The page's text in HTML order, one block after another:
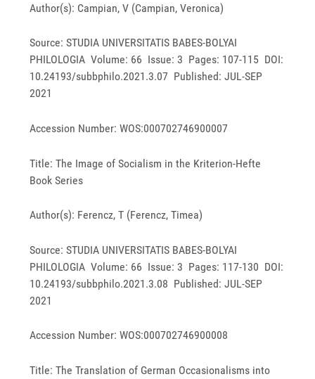
Author(s): Campian, V (Campian, Veronica)
Source: STUDIA UNIVERSITATIS BABES-BOLYAI
PHILOLOGIA Volume: 66 Issue: 3 Pages: 107-115 DOI:
10.24193/subbphilo.2021.3.07 Published: JUL-SEP
2021
Accession Number: WOS:000702746900007
Title: The Image of Socialism in the Kriterion-Hefte
Book Series
Author(s): Ferencz, T (Ferencz, Timea)
Source: STUDIA UNIVERSITATIS BABES-BOLYAI
PHILOLOGIA Volume: 66 Issue: 3 Pages: 117-130 DOI:
10.24193/subbphilo.2021.3.08 Published: JUL-SEP
2021
Accession Number: WOS:000702746900008
Title: The Translation of German Occasionalisms into